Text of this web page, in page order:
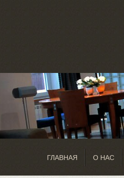
ГЛАВНАЯ О НАС